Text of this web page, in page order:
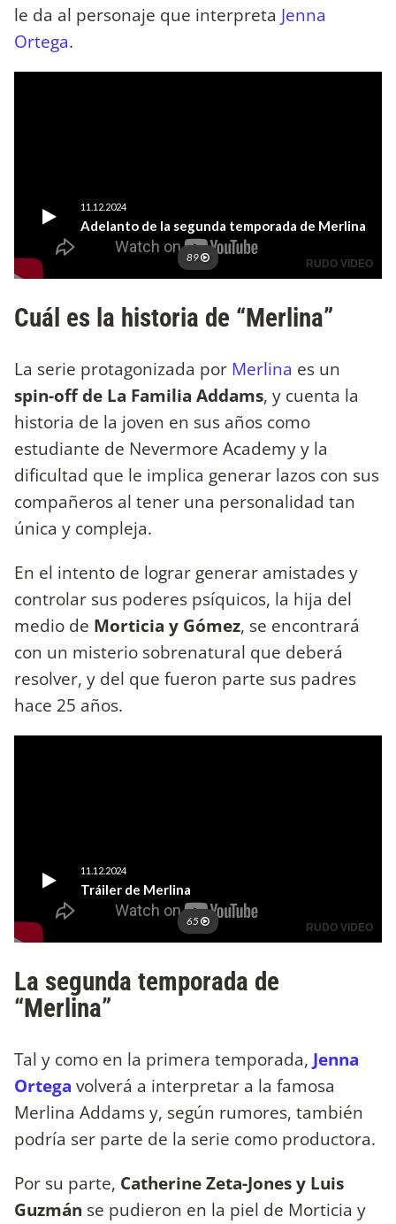
le da al personaje que interpreta Jenna
Ortega.
Cuál es la historia de “Merlina”
La serie protagonizada por Merlina es un
spin-off de La Familia Addams, y cuenta la
historia de la joven en sus años como
estudiante de Nevermore Academy y la
dificultad que le implica generar lazos con sus
compañeros al tener una personalidad tan
única y compleja.
En el intento de lograr generar amistades y
controlar sus poderes psíquicos, la hija del
medio de Morticia y Gómez, se encontrará
con un misterio sobrenatural que deberá
resolver, y del que fueron parte sus padres
hace 25 años.
La segunda temporada de
“Merlina”
Tal y como en la primera temporada, Jenna
Ortega volverá a interpretar a la famosa
Merlina Addams y, según rumores, también
podría ser parte de la serie como productora.
Por su parte, Catherine Zeta-Jones y Luis
Guzmán se pudieron en la piel de Morticia y